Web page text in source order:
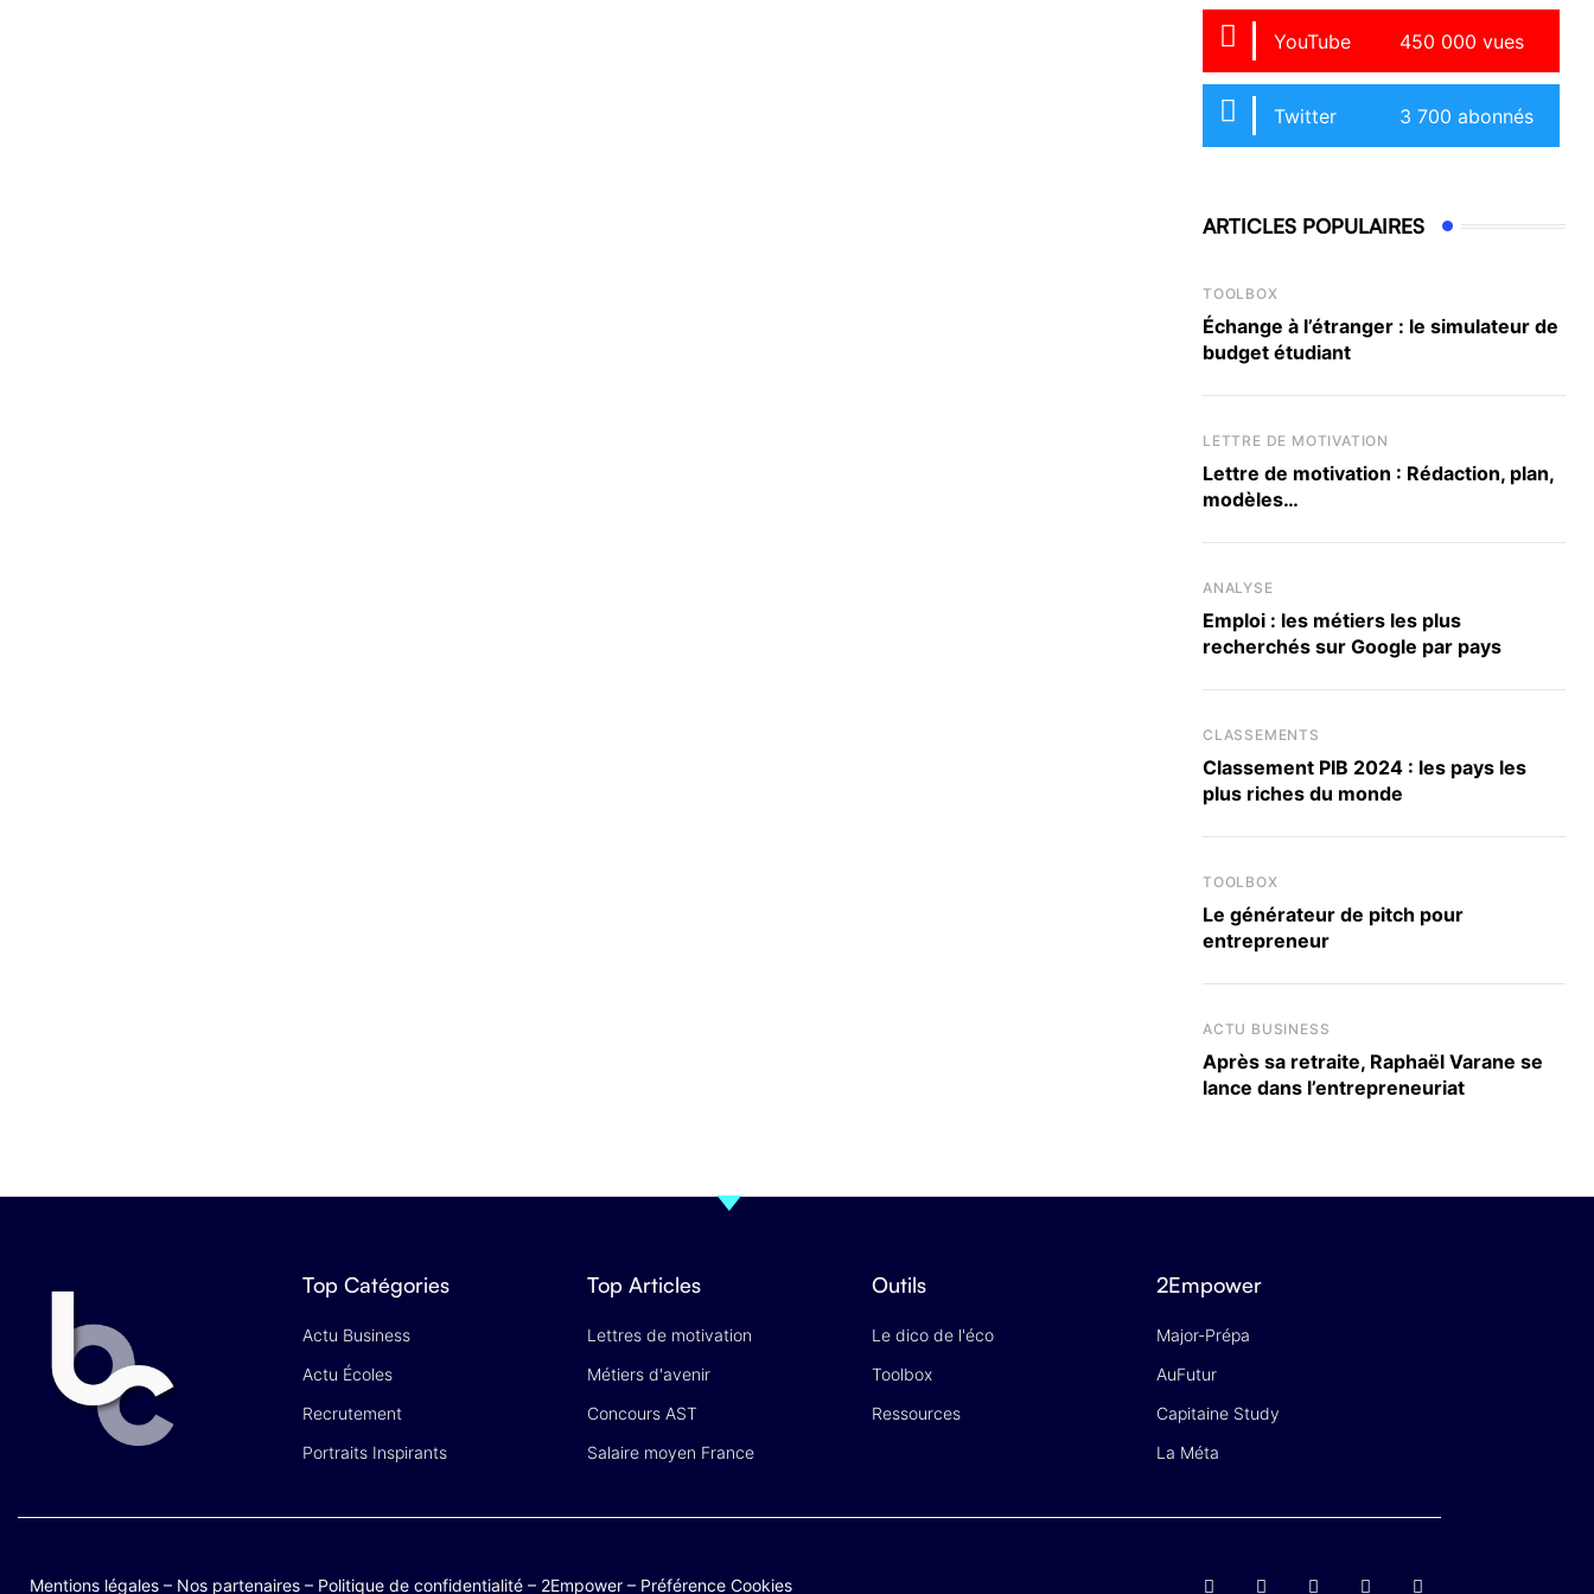
YouTube 450 000 vues
Twitter 3 700 abonnés
ARTICLES POPULAIRES
TOOLBOX
Échange à l’étranger : le simulateur de
budget étudiant
LETTRE DE MOTIVATION
Lettre de motivation : Rédaction, plan,
modèles…
ANALYSE
Emploi : les métiers les plus
recherchés sur Google par pays
CLASSEMENTS
Classement PIB 2024 : les pays les
plus riches du monde
TOOLBOX
Le générateur de pitch pour
entrepreneur
ACTU BUSINESS
Après sa retraite, Raphaël Varane se
lance dans l’entrepreneuriat
Top Catégories
Actu Business
Actu Écoles
Recrutement
Portraits Inspirants
Top Articles
Lettres de motivation
Métiers d'avenir
Concours AST
Salaire moyen France
Outils
Le dico de l'éco
Toolbox
Ressources
2Empower
Major-Prépa
AuFutur
Capitaine Study
La Méta
Mentions légales – Nos partenaires – Politique de confidentialité – 2Empower – Préférence Cookies